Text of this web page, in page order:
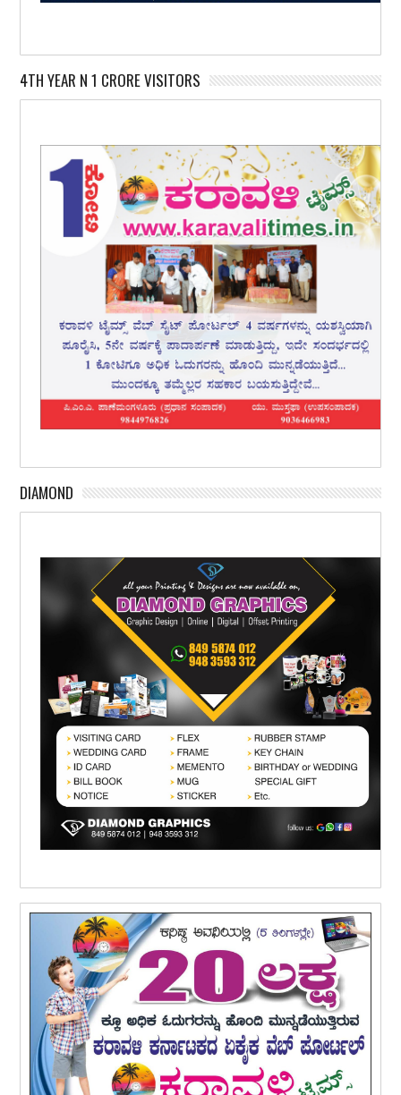
4TH YEAR N 1 CRORE VISITORS
DIAMOND